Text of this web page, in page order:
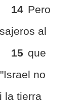
14 Pero
al
15 que
no
la tierra